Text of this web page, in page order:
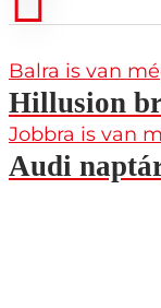
Balra is van
Hillusion
Jobbra is van
Audi